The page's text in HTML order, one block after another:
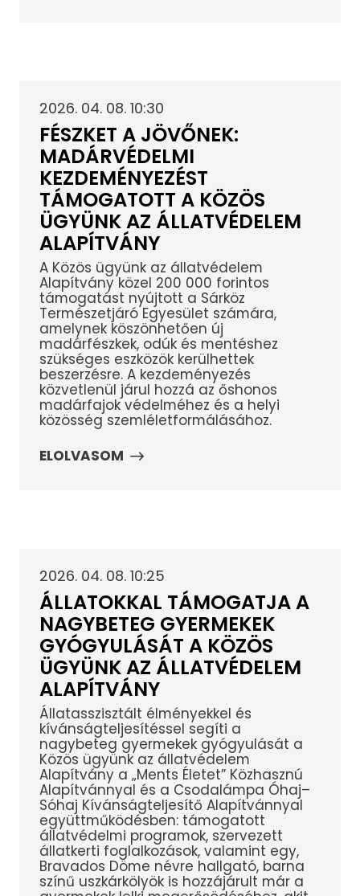
2026. 04. 08. 10:30
FÉSZKET A JÖVŐNEK:
MADÁRVÉDELMI
KEZDEMÉNYEZÉST
TÁMOGATOTT A KÖZÖS
ÜGYÜNK AZ ÁLLATVÉDELEM
ALAPÍTVÁNY
A Közös ügyünk az állatvédelem
Alapítvány közel 200 000 forintos
támogatást nyújtott a Sárköz
Természetjáró Egyesület számára,
amelynek köszönhetően új
madárfészkek, odúk és mentéshez
szükséges eszközök kerülhettek
beszerzésre. A kezdeményezés
közvetlenül járul hozzá az őshonos
madárfajok védelméhez és a helyi
közösség szemléletformálásához.
ELOLVASOM
2026. 04. 08. 10:25
ÁLLATOKKAL TÁMOGATJA A
NAGYBETEG GYERMEKEK
GYÓGYULÁSÁT A KÖZÖS
ÜGYÜNK AZ ÁLLATVÉDELEM
ALAPÍTVÁNY
Állatasszisztált élményekkel és
kívánságteljesítéssel segíti a
nagybeteg gyermekek gyógyulását a
Közös ügyünk az állatvédelem
Alapítvány a „Ments Életet” Közhasznú
Alapítvánnyal és a Csodalámpa Óhaj–
Sóhaj Kívánságteljesítő Alapítvánnyal
együttműködésben: támogatott
állatvédelmi programok, szervezett
állatkerti foglalkozások, valamint egy,
Bravados Döme névre hallgató, barna
színű uszkárkölyök is hozzájárult már a